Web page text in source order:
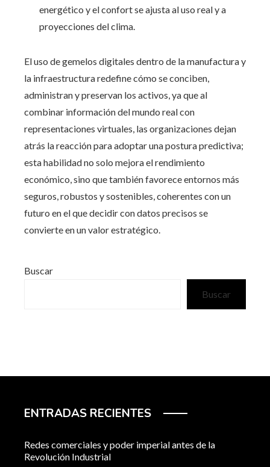
energético y el confort se ajusta al uso real y a
proyecciones del clima.
El uso de gemelos digitales dentro de la manufactura y
la infraestructura redefine cómo se conciben,
administran y preservan los activos, ya que al
combinar información del mundo real con
representaciones virtuales, las organizaciones dejan
atrás la reacción para adoptar una postura predictiva;
esta habilidad no solo mejora el rendimiento
económico, sino que también favorece entornos más
seguros, robustos y sostenibles, coherentes con un
futuro en el que decidir con datos precisos se
convierte en un valor estratégico.
Buscar
Buscar
ENTRADAS RECIENTES
Redes comerciales y poder imperial antes de la
Revolución Industrial